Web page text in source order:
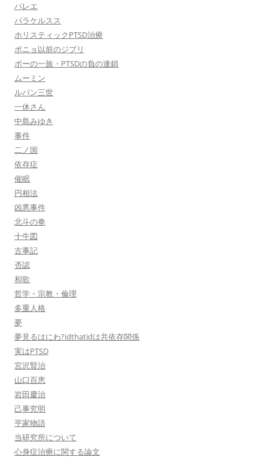
バレエ
パラケルスス
ホリスティックPTSD治療
ポニョ以前のジブリ
ポーの一族・PTSDの負の連鎖
ムーミン
ルパン三世
一休さん
中島みゆき
事件
二ノ国
依存症
催眠
円相法
凶悪事件
北斗の拳
十牛図
古事記
否認
和歌
哲学・宗教・倫理
多重人格
夢
夢見るはにわ?idthatidは共依存関係
実はPTSD
宮沢賢治
山口百恵
岩田慶治
己事究明
平家物語
当研究所について
心身症治療に関する論文